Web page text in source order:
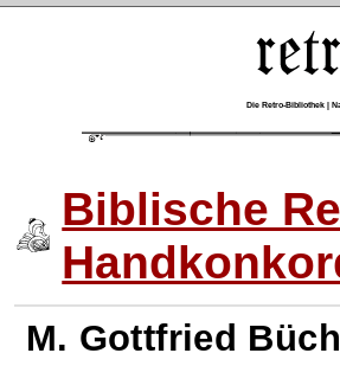
Die Retro-Bibliothek |
Biblische
M. Gottfried